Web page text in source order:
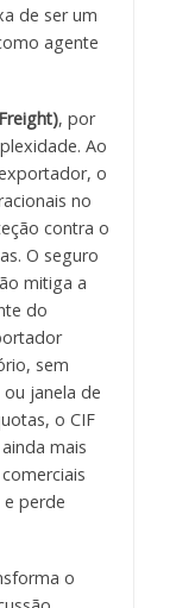
de ser um
agente
, por
Ao
o
no
contra o
O seguro
mitiga a
do
sem
janela de
o CIF
mais
perde
o